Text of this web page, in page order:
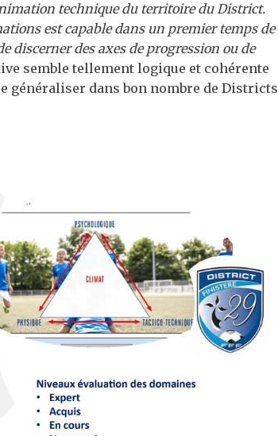
technique du territoire du District.
est capable dans un premier temps de
discerner des axes de progression ou de
semble tellement logique et cohérente
généraliser dans bon nombre de Districts